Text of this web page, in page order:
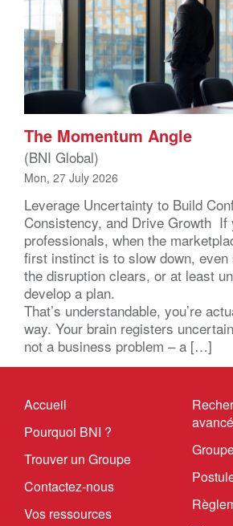
The Momentum Angle
(BNI Global)
Mon, 27 July 2026
Leverage Uncertainty to Build
Consistency, and Drive Growth If
professionals, when the
first instinct is to slow down, even
the disruption clears, or at least
develop a plan.
That’s understandable, you’re
way. Your brain registers
not a business problem – a […]
Accueil
Pourquoi BNI ?
Trouver un Groupe
Contactez-nous
Vos ressources